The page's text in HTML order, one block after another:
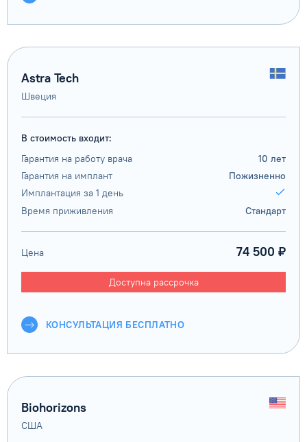
Astra Tech
Швеция
В стоимость входит:
Гарантия на работу врача
10 лет
Гарантия на имплант
Пожизненно
Имплантация за 1 день
Время приживления
Стандарт
Цена 74 500 ₽
Доступна рассрочка
КОНСУЛЬТАЦИЯ БЕСПЛАТНО
Biohorizons
США